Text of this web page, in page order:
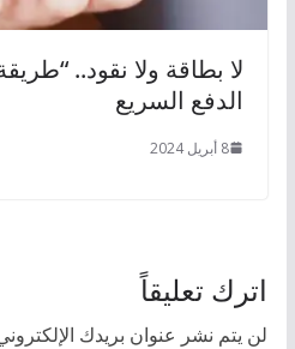
لا بطاقة ولا نقود..
الدفع السريع
8 أبريل 2024
اترك تعليقاً
لن يتم نشر عنوان بريدك